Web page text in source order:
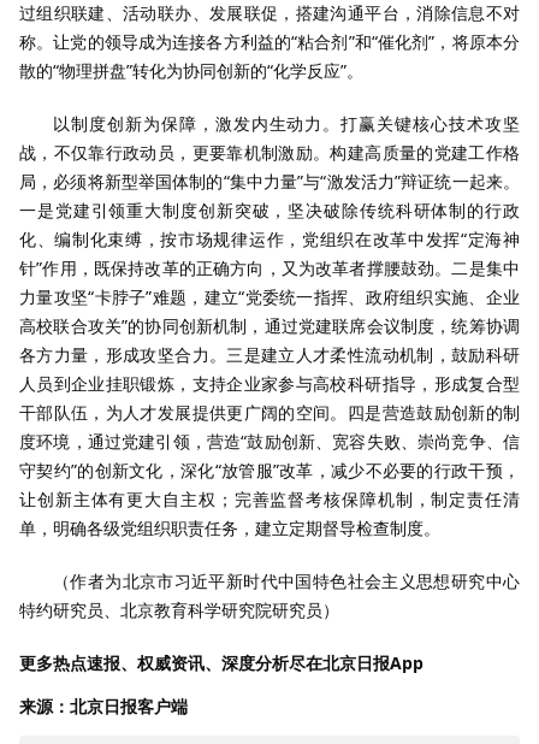
过组织联建、活动联办、发展联促，搭建沟通平台，消除信息不对
称。让党的领导成为连接各方利益的“粘合剂”和“催化剂”，将原本分
散的“物理拼盘”转化为协同创新的“化学反应”。
以制度创新为保障，激发内生动力。打赢关键核心技术攻坚
战，不仅靠行政动员，更要靠机制激励。构建高质量的党建工作格
局，必须将新型举国体制的“集中力量”与“激发活力”辩证统一起来。
一是党建引领重大制度创新突破，坚决破除传统科研体制的行政
化、编制化束缚，按市场规律运作，党组织在改革中发挥“定海神
针”作用，既保持改革的正确方向，又为改革者撑腰鼓劲。二是集中
力量攻坚“卡脖子”难题，建立“党委统一指挥、政府组织实施、企业
高校联合攻关”的协同创新机制，通过党建联席会议制度，统筹协调
各方力量，形成攻坚合力。三是建立人才柔性流动机制，鼓励科研
人员到企业挂职锻炼，支持企业家参与高校科研指导，形成复合型
干部队伍，为人才发展提供更广阔的空间。四是营造鼓励创新的制
度环境，通过党建引领，营造“鼓励创新、宽容失败、崇尚竞争、信
守契约”的创新文化，深化“放管服”改革，减少不必要的行政干预，
让创新主体有更大自主权；完善监督考核保障机制，制定责任清
单，明确各级党组织职责任务，建立定期督导检查制度。
（作者为北京市习近平新时代中国特色社会主义思想研究中心
特约研究员、北京教育科学研究院研究员）
更多热点速报、权威资讯、深度分析尽在北京日报App
来源：北京日报客户端